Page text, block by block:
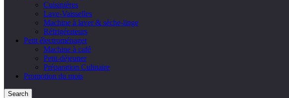
Cuisinières
Lave-Vaisselles
Machine à laver & sèche-linge
Réfrigérateurs
Petit électroménager
Machine à café
Petit-déjeuner
Préparation Culinaire
Promotion du mois
Search